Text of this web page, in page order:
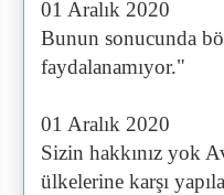
01 Aralık 2020
Bunun sonucunda
faydalanamıyor."
01 Aralık 2020
Sizin hakkınız yok
ülkelerine karşı